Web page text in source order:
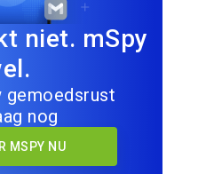
niet. mSpy
gemoedsrust
nog
MSPY NU